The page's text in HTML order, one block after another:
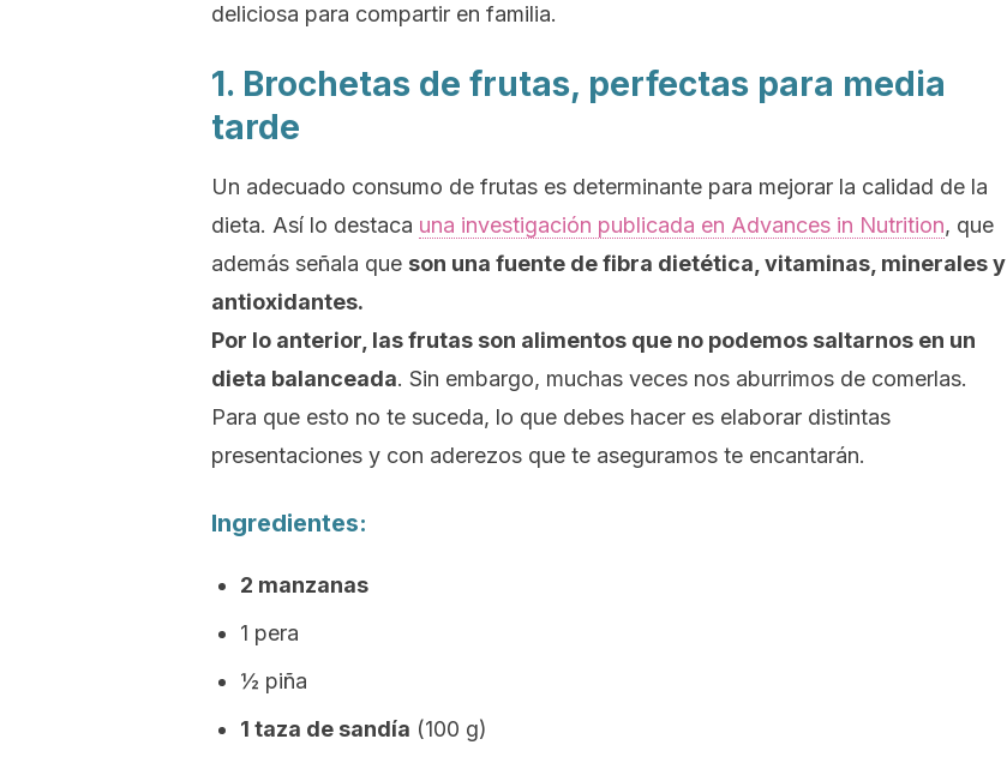
deliciosa para compartir en familia.
1. Brochetas de frutas, perfectas para media
tarde
Un adecuado consumo de frutas es determinante para mejorar la calidad de la
dieta. Así lo destaca una investigación publicada en Advances in Nutrition, que
además señala que son una fuente de fibra dietética, vitaminas, minerales y
antioxidantes.
Por lo anterior, las frutas son alimentos que no podemos saltarnos en un
dieta balanceada. Sin embargo, muchas veces nos aburrimos de comerlas.
Para que esto no te suceda, lo que debes hacer es elaborar distintas
presentaciones y con aderezos que te aseguramos te encantarán.
Ingredientes:
2 manzanas
1 pera
½ piña
1 taza de sandía (100 g)